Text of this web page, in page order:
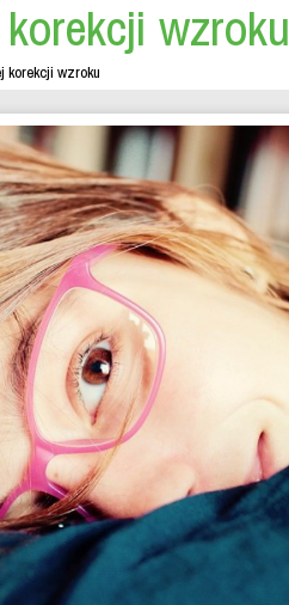
wzroku
korekcji wzroku